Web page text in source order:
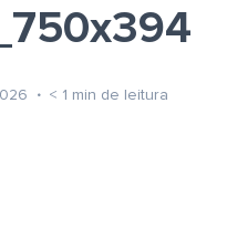
< 1 min de leitura